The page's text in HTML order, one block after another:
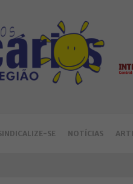
SE NOTÍCIAS